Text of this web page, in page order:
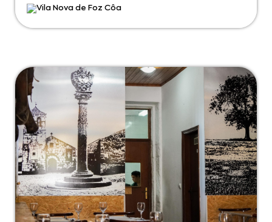
Vila Nova de Foz Côa